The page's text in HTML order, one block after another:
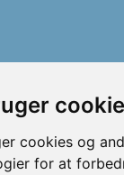
cookies og
for at